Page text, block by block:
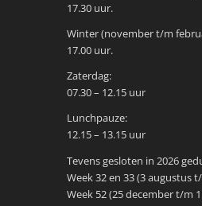
17.30 uur.
Winter (november t/m
17.00 uur.
Zaterdag:
07.30 – 12.15 uur
Lunchpauze:
12.15 – 13.15 uur
Tevens gesloten in 2026
Week 32 en 33 (3 augustus
Week 52 (25 december t/m